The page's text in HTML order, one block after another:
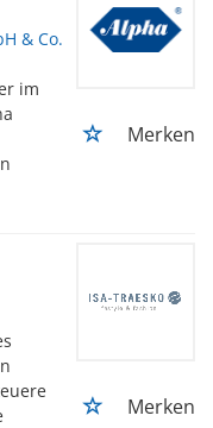
& Co.
im
Merken
Merken